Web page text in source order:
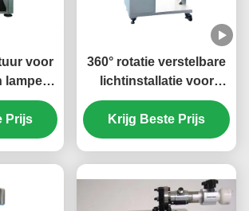
voor
lampen
van
en
sterkte
Prijs
360° rotatie verstelbare
lichtinstallatie voor
precisielamponderzoek
met verlichtingsregelaar
Krijg Beste Prijs